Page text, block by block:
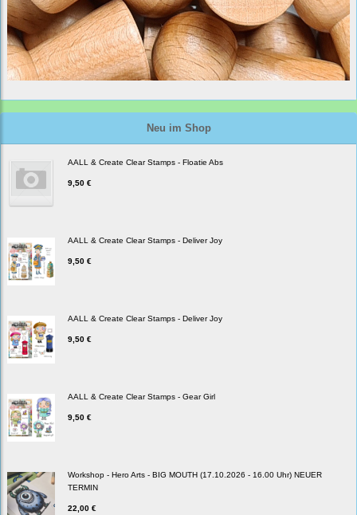
Neu im Shop
AALL & Create Clear Stamps - Floatie Abs
9,50 €
AALL & Create Clear Stamps - Deliver Joy
9,50 €
AALL & Create Clear Stamps - Deliver Joy
9,50 €
AALL & Create Clear Stamps - Gear Girl
9,50 €
Workshop - Hero Arts - BIG MOUTH (17.10.2026 - 16.00 Uhr) NEUER
TERMIN
22,00 €